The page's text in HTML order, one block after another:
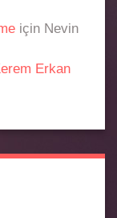
için Nevin
Erkan